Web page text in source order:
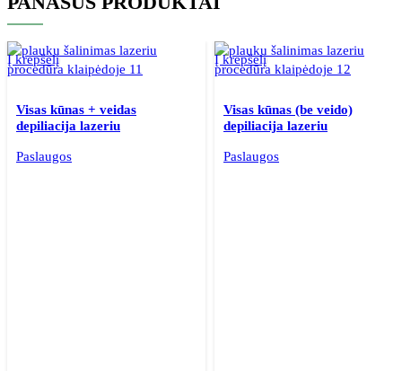
Į krepšelį
Visas kūnas + veidas
depiliacija lazeriu
Paslaugos
Į krepšelį
Visas kūnas (be veido)
depiliacija lazeriu
Paslaugos